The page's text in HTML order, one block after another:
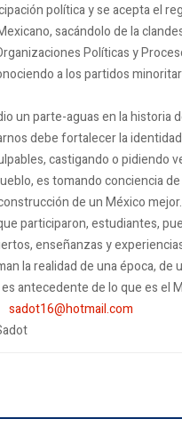
política y se acepta el
sacándolo de la
Políticas y
a los partidos
un parte-aguas en la historia
debe fortalecer la
castigando o pidiendo
es tomando conciencia
de un México
participaron, estudiantes,
enseñanzas y
la realidad de una época, de
antecedente de lo que es el
sadot16@hotmail.com